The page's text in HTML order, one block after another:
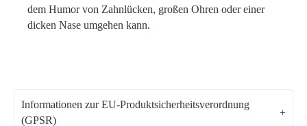
dem Humor von Zahnlücken, großen Ohren oder einer
dicken Nase umgehen kann.
Informationen zur EU-Produktsicherheitsverordnung
(GPSR)